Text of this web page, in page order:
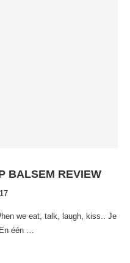
BALSEM REVIEW
we eat, talk, laugh, kiss.. Je
één …